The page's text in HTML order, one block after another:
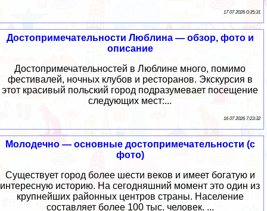
17 07 2026 0:35:31
Достопримечательности Люблина — обзор, фото и
описание
Достопримечательностей в Люблине много, помимо
фестивалей, ночных клубов и ресторанов. Экскурсия в
этот красивый польский город подразумевает посещение
следующих мест:...
16 07 2026 7:23:32
Молодечно — основные достопримечательности (с
фото)
Существует город более шести веков и имеет богатую и
интересную историю. На сегодняшний момент это один из
крупнейших районных центров страны. Население
составляет более 100 тыс. человек. ...